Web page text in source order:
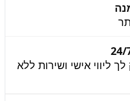
ליווי אישי ושירות ללא